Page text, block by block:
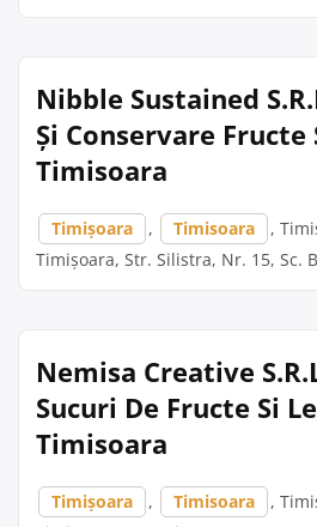
Nibble Sustained
Și Conservare Fructe
Timisoara
Timișoara , Timisoara
,
Timișoara, Str. Silistra, Nr. 15, Sc.
Nemisa Creative
Sucuri De Fructe Si
Timisoara
Timișoara , Timisoara
,